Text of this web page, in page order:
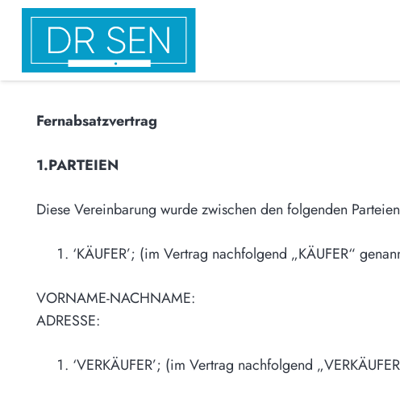
Fernabsatzvertrag
1.PARTEIEN
Diese Vereinbarung wurde zwischen den folgenden
‘KÄUFER’; (im Vertrag nachfolgend „KÄUFER“
VORNAME-NACHNAME:
ADRESSE:
‘VERKÄUFER’; (im Vertrag nachfolgend